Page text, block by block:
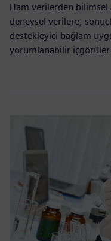
Ham verilerden bilimsel
deneysel verilere,
destekleyici bağlam
yorumlanabilir içgörüler